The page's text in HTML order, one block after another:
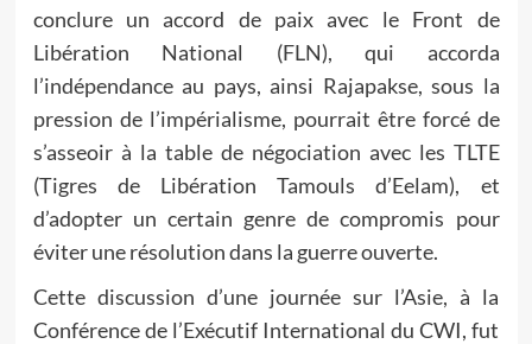
conclure un accord de paix avec le Front de
Libération National (FLN), qui accorda
l’indépendance au pays, ainsi Rajapakse, sous la
pression de l’impérialisme, pourrait être forcé de
s’asseoir à la table de négociation avec les TLTE
(Tigres de Libération Tamouls d’Eelam), et
d’adopter un certain genre de compromis pour
éviter une résolution dans la guerre ouverte.
Cette discussion d’une journée sur l’Asie, à la
Conférence de l’Exécutif International du CWI, fut